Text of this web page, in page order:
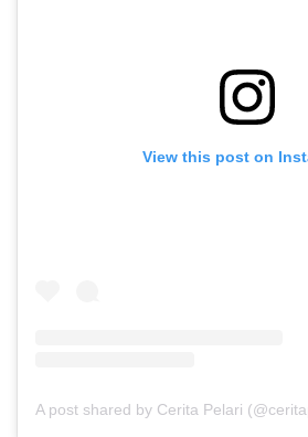
View this post on
A post shared by Cerita Pelari